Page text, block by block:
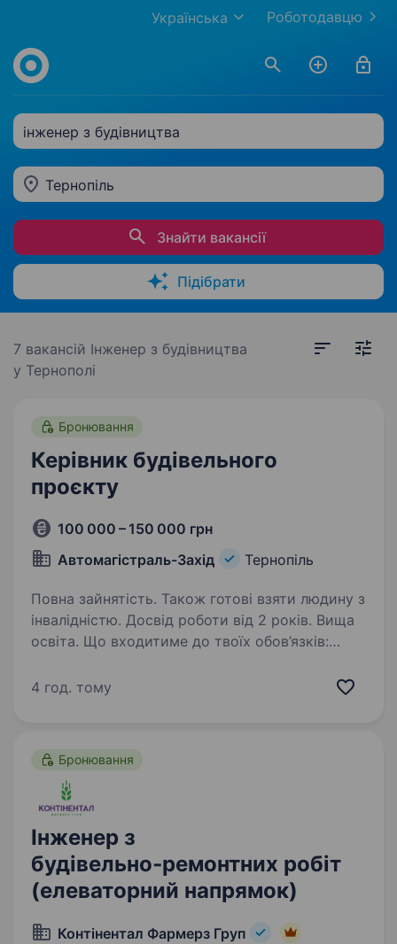
Роботодавцю
Українська
інженер з будівництва
Тернопіль
Знайти вакансії
Підібрати
7 вакансій Інженер з будівництва
у Тернополі
Бронювання
Керівник будівельного
проєкту
100 000 – 150 000 грн
Автомагістраль-Захід
Тернопіль
Повна зайнятість. Також готові взяти людину з
інвалідністю. Досвід роботи від 2 років. Вища
освіта. Що входитиме до твоїх обов’язків:
від планування до здачі об'єкта
4 год. тому
Бронювання
Інженер з
будівельно‑ремонтних робіт
(елеваторний напрямок)
Контінентал Фармерз Груп